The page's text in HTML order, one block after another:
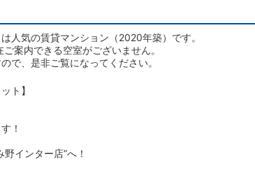
人気の賃貸マンション（2020年築）です。
案内できる空室がございません。
で、是非ご覧になってください。
ト】
！
インター店”へ！